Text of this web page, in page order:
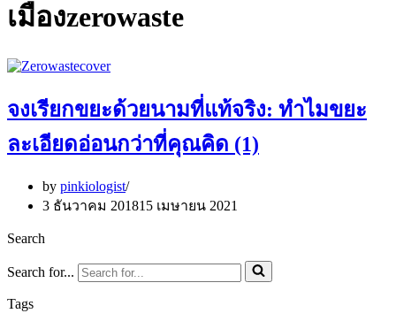
เมืองzerowaste
จงเรียกขยะด้วยนามที่แท้จริง: ทำไมขยะ
ละเอียดอ่อนกว่าที่คุณคิด (1)
by pinkiologist
3 ธันวาคม 201815 เมษายน 2021
Search
Search for...
Tags